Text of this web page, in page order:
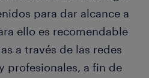
para dar alcance a
ello es recomendable
a través de las redes
profesionales, a fin de